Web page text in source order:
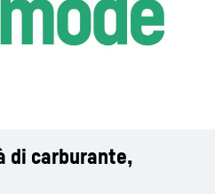
di carburante,